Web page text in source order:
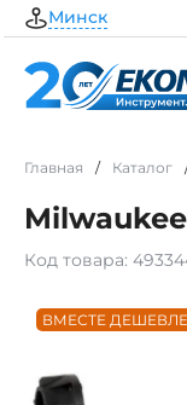
Минск
Главная / Каталог
Код товара:
ВМЕСТЕ ДЕШЕВЛЕ